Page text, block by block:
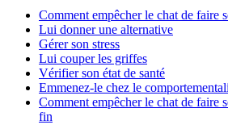
Comment empêcher le chat de faire
Lui donner une alternative
Gérer son stress
Lui couper les griffes
Vérifier son état de santé
Emmenez-le chez le
Comment empêcher le chat de faire
fin